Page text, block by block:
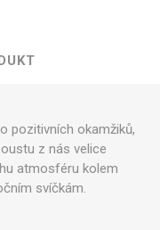
pozitivních okamžiků,
z nás velice
atmosféru kolem
svíčkám.